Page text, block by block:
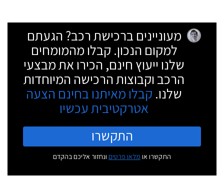
מעוניינים ברכישת רכב? הגעתם
למקום הנכון. קבלו מהמומחים
שלנו ייעוץ חינם, הכירו את מבצעי
הרכב וקבוצות הרכישה המיוחדות
שלנו. קבלו מאיתנו בחינם הצעה
אטרקטיבית עכשיו
התקשרו
התקשרו או מלאו פרטים ונחזור אליכם בהקדם